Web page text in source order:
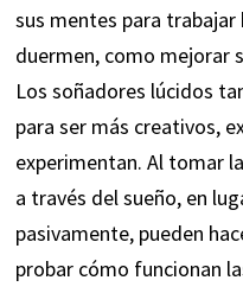
sus mentes para
duermen, como mejorar
Los soñadores lúcidos
para ser más creativos,
experimentan. Al tomar
a través del sueño, en
pasivamente, pueden
probar cómo funcionan